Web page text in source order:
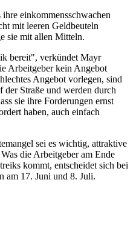
einkommensschwachen
mit leeren Geldbeuteln
sie mit allen Mitteln.
bereit", verkündet Mayr
Arbeitgeber kein Angebot
Angebot vorlegen, sind
Straße und werden durch
sie ihre Forderungen ernst
haben, auch einfach
sei es wichtig, attraktive
die Arbeitgeber am Ende
kommt, entscheidet sich bei
am 17. Juni und 8. Juli.